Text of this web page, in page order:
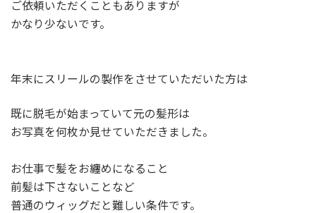
ご依頼いただくこともありますが
かなり少ないです。
年末にスリールの製作をさせていただいた方は
既に脱毛が始まっていて元の髪形は
お写真を何枚か見せていただきました。
お仕事で髪をお纏めになること
前髪は下さないことなど
普通のウィッグだと難しい条件です。